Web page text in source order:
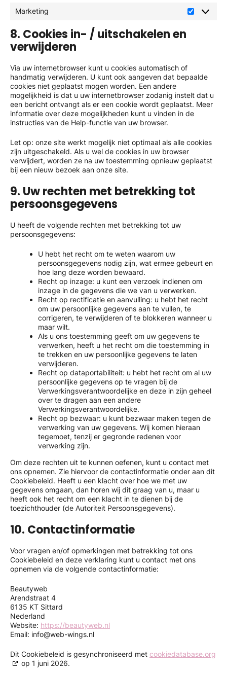
Marketing Marketing
8. Cookies in- / uitschakelen en
verwijderen
Via uw internetbrowser kunt u cookies automatisch of
handmatig verwijderen. U kunt ook aangeven dat bepaalde
cookies niet geplaatst mogen worden. Een andere
mogelijkheid is dat u uw internetbrowser zodanig instelt dat u
een bericht ontvangt als er een cookie wordt geplaatst. Meer
informatie over deze mogelijkheden kunt u vinden in de
instructies van de Help-functie van uw browser.
Let op: onze site werkt mogelijk niet optimaal als alle cookies
zijn uitgeschakeld. Als u wel de cookies in uw browser
verwijdert, worden ze na uw toestemming opnieuw geplaatst
bij een nieuw bezoek aan onze site.
9. Uw rechten met betrekking tot
persoonsgegevens
U heeft de volgende rechten met betrekking tot uw
persoonsgegevens:
U hebt het recht om te weten waarom uw
persoonsgegevens nodig zijn, wat ermee gebeurt en
hoe lang deze worden bewaard.
Recht op inzage: u kunt een verzoek indienen om
inzage in de gegevens die we van u verwerken.
Recht op rectificatie en aanvulling: u hebt het recht
om uw persoonlijke gegevens aan te vullen, te
corrigeren, te verwijderen of te blokkeren wanneer u
maar wilt.
Als u ons toestemming geeft om uw gegevens te
verwerken, heeft u het recht om die toestemming in
te trekken en uw persoonlijke gegevens te laten
verwijderen.
Recht op dataportabiliteit: u hebt het recht om al uw
persoonlijke gegevens op te vragen bij de
Verwerkingsverantwoordelijke en deze in zijn geheel
over te dragen aan een andere
Verwerkingsverantwoordelijke.
Recht op bezwaar: u kunt bezwaar maken tegen de
verwerking van uw gegevens. Wij komen hieraan
tegemoet, tenzij er gegronde redenen voor
verwerking zijn.
Om deze rechten uit te kunnen oefenen, kunt u contact met
ons opnemen. Zie hiervoor de contactinformatie onder aan dit
Cookiebeleid. Heeft u een klacht over hoe we met uw
gegevens omgaan, dan horen wij dit graag van u, maar u
heeft ook het recht om een klacht in te dienen bij de
toezichthouder (de Autoriteit Persoonsgegevens).
10. Contactinformatie
Voor vragen en/of opmerkingen met betrekking tot ons
Cookiebeleid en deze verklaring kunt u contact met ons
opnemen via de volgende contactinformatie:
Beautyweb
Arendstraat 4
6135 KT Sittard
Nederland
Website: https://beautyweb.nl
Email: info@web-wings.nl
Dit Cookiebeleid is gesynchroniseerd met cookiedatabase.org
op 1 juni 2026.